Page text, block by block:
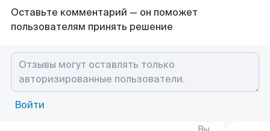
Оставьте комментарий — он поможет
пользователям принять решение
Войти